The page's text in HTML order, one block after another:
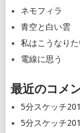
ネモフィラ
青空と白い雲
私はこうなり
電線に思う
最近のコメ
5分スケッチ
5分スケッチ